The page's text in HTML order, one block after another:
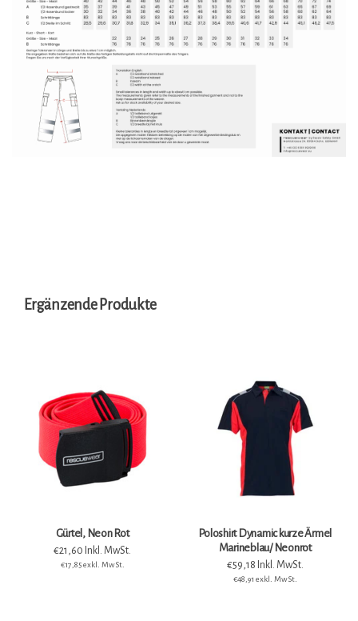
Ergänzende Produkte
Gürtel, Neon Rot
€21,60 Inkl. MwSt.
€17,85 exkl. MwSt.
Poloshirt Dynamic kurze Ärmel
Marineblau/ Neonrot
€59,18 Inkl. MwSt.
€48,91 exkl. MwSt.